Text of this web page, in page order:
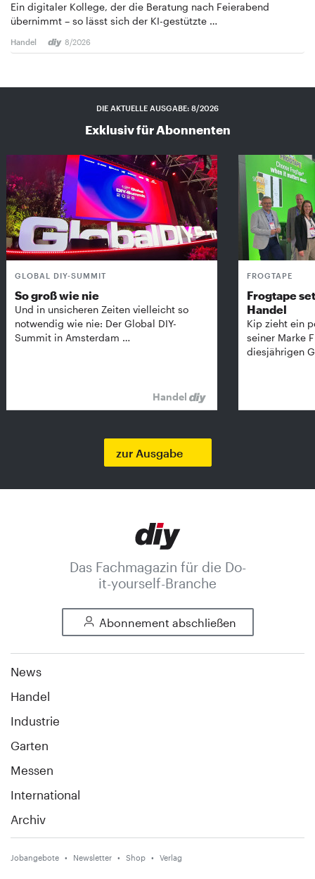
Ein digitaler Kollege, der die Beratung nach Feierabend
übernimmt – so lässt sich der KI-gestützte …
Handel 8/2026
DIE AKTUELLE AUSGABE: 8/2026
Exklusiv für Abonnenten
GLOBAL DIY-SUMMIT
So groß wie nie
Und in unsicheren Zeiten vielleicht so
notwendig wie nie: Der Global DIY-
Summit in Amsterdam …
Handel
FROGTAPE
Frogtape
Handel
Kip zieht ein
seiner Marke
diesjährigen
zur Ausgabe
Das Fachmagazin für die Do-
it-yourself-Branche
Abonnement abschließen
News
Handel
Industrie
Garten
Messen
International
Archiv
Jobangebote Newsletter Shop Verlag